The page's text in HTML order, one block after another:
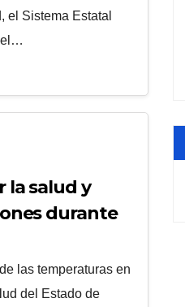
el Sistema Estatal
el…
la salud y
durante
en
las temperaturas en
del Estado de